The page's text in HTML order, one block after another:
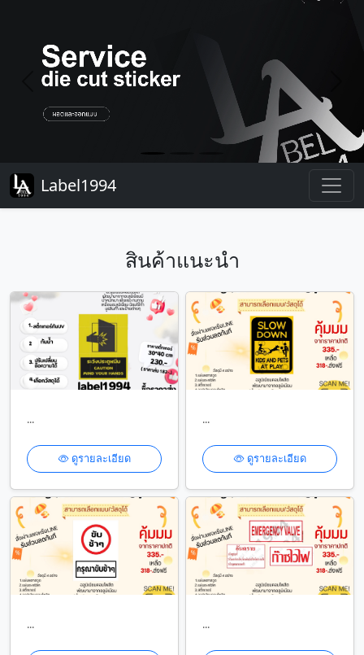
Previous
Label1994
สินค้าแนะนำ
...
ดูรายละเอียด
...
ดูรายละเอียด
... ...